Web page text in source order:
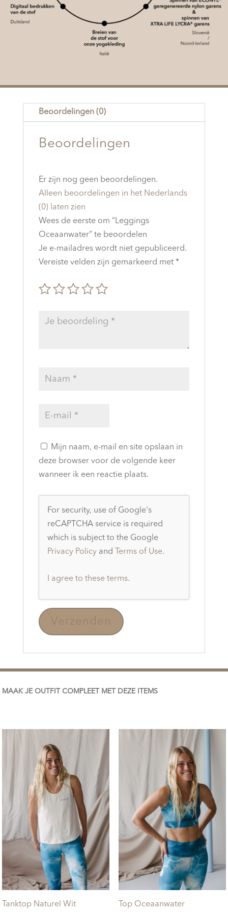
Beoordelingen (0)
Beoordelingen
Er zijn nog geen beoordelingen.
Alleen beoordelingen in het Nederlands
(0) laten zien
Wees de eerste om “Leggings
Oceaanwater” te beoordelen
Je e-mailadres wordt niet gepubliceerd.
Vereiste velden zijn gemarkeerd met *
Mijn naam, e-mail en site opslaan in
deze browser voor de volgende keer
wanneer ik een reactie plaats.
For security, use of Google's
reCAPTCHA service is required
which is subject to the Google
Privacy Policyand Terms of Use.
I agree to these terms.
MAAK JE OUTFIT COMPLEET MET DEZE ITEMS
Tanktop Naturel Wit Top Oceaanwater